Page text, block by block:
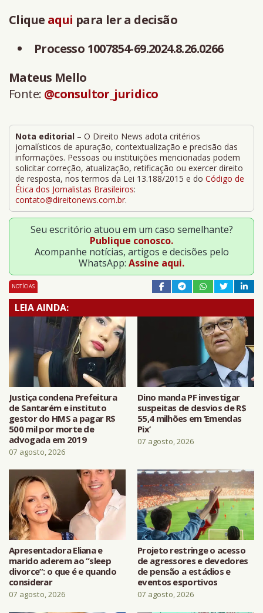
Clique aqui para ler a decisão
Processo 1007854-69.2024.8.26.0266
Mateus Mello
Fonte: @consultor_juridico
Nota editorial – O Direito News adota critérios
jornalísticos de apuração, contextualização e precisão das
informações. Pessoas ou instituições mencionadas podem
solicitar correção, atualização, retificação ou exercer direito
de resposta, nos termos da Lei 13.188/2015 e do Código de
Ética dos Jornalistas Brasileiros:
contato@direitonews.com.br.
Seu escritório atuou em um caso semelhante?
Publique conosco.
Acompanhe notícias, artigos e decisões pelo
WhatsApp: Assine aqui.
NOTÍCIAS
LEIA AINDA:
Justiça condena Prefeitura
de Santarém e instituto
gestor do HMS a pagar R$
500 mil por morte de
advogada em 2019
07 agosto, 2026
Dino manda PF investigar
suspeitas de desvios de R$
55,4 milhões em ‘Emendas
Pix’
07 agosto, 2026
Apresentadora Eliana e
marido aderem ao “sleep
divorce”: o que é e quando
considerar
07 agosto, 2026
Projeto restringe o acesso
de agressores e devedores
de pensão a estádios e
eventos esportivos
07 agosto, 2026